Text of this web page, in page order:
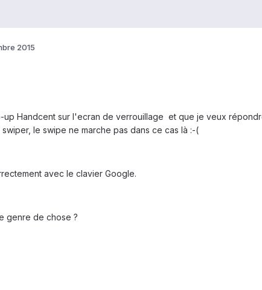
2015
up Handcent sur l'ecran de verrouillage et que je veux
le swipe ne marche pas dans ce cas là :-(
avec le clavier Google.
genre de chose ?